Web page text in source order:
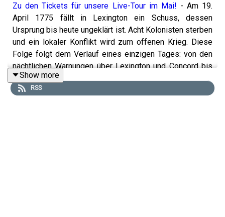
Zu den Tickets für unsere Live-Tour im Mai! - Am 19.
April 1775 fällt in Lexington ein Schuss, dessen
Ursprung bis heute ungeklärt ist. Acht Kolonisten sterben
und ein lokaler Konflikt wird zum offenen Krieg. Diese
Folge folgt dem Verlauf eines einzigen Tages: von den
nächtlichen Warnungen über Lexington und Concord bis
zum verlustreichen Rückzug der britischen Truppen nach
Boston. Ein Tag, an dessen Ende nichts mehr so ist wie
Show more
RSS